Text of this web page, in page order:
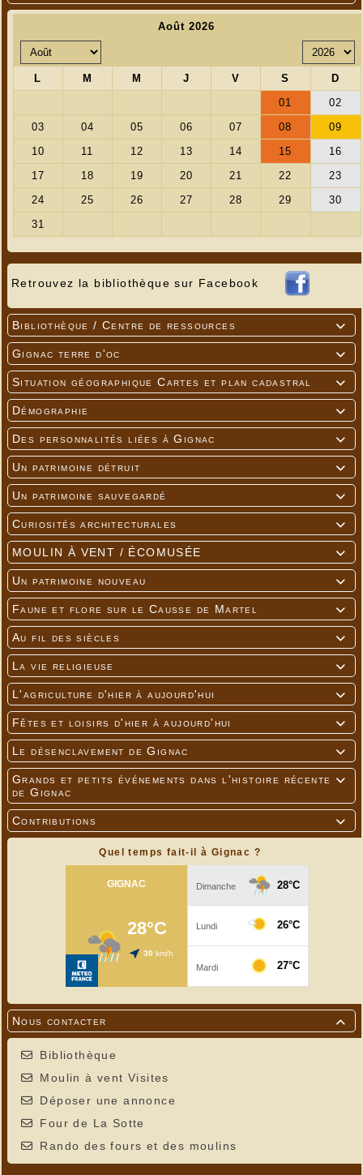
Retrouvez la bibliothèque sur Facebook

Bibliothèque / Centre de ressources

Gignac terre d'oc

Situation géographique Cartes et plan cadastral

Démographie

Des personnalités liées à Gignac

Un patrimoine détruit

Un patrimoine sauvegardé

Curiosités architecturales

MOULIN À VENT / ÉCOMUSÉE

Un patrimoine nouveau

Faune et flore sur le Causse de Martel

Au fil des siècles

La vie religieuse

L'agriculture d'hier à aujourd'hui

Fêtes et loisirs d'hier à aujourd'hui

Le désenclavement de Gignac

Grands et petits événements dans l'histoire récente
de Gignac

Contributions
Quel temps fait-il à Gignac ?

Nous contacter
Bibliothèque
Moulin à vent Visites
Déposer une annonce
Four de La Sotte
Rando des fours et des moulins